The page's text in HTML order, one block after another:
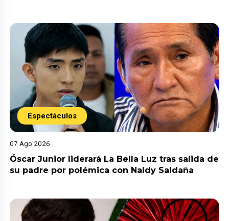
Espectáculos
07 Ago 2026
Óscar Junior liderará La Bella Luz tras salida de
su padre por polémica con Naldy Saldaña